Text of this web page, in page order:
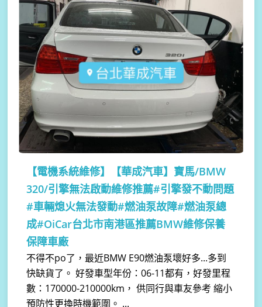
【電機系統維修】
【華成汽車】寶馬/BMW
320/引擎無法啟動維修推薦#引擎發不動問題
#車輛熄火無法發動#燃油泵故障#燃油泵總
成#OiCar台北市南港區推薦BMW維修保養
保障車廠
不得不po了，最近BMW E90燃油泵壞好多...多到
快缺貨了。 好發車型年份：06-11都有，好發里程
數：170000-210000km， 供同行與車友參考 縮小
預防性更換時機範圍。 ...